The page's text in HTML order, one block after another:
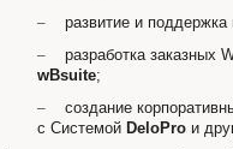
–
развитие и
–
разработка заказных
wBsuite;
–
создание
с Системой DeloPro и